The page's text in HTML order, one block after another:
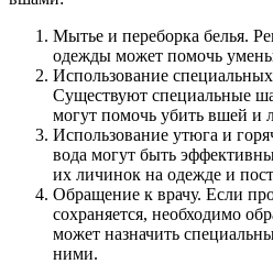
Мытье и переборка белья.
одежды может помочь
Использование
Существуют специальные
могут помочь убить вшей и
Использование утюга и
вода могут быть
их личинок на одежде и
Обращение к врачу. Если
сохраняется, необходимо
может назначить
ними.